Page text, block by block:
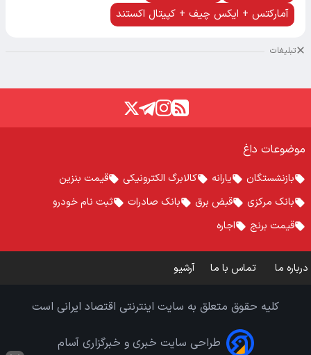
آمارکتس + ایکس چیف + کپیتال اکستند
تبلیغات
موضوعات داغ
بازنشستگان یارانه کالابرگ الکترونیکی
قیمت بنزین
بانک مرکزی
قبض برق بانک صادرات
ثبت نام خودرو
قیمت برنج
اجاره
درباره ما تماس با ما آرشیو
کلیه حقوق متعلق به سایت اینترنتی اقتصاد ایرانی است
طراحی سایت خبری و خبرگزاری آسام